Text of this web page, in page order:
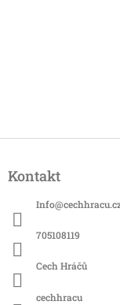
pKontakt
Info@
705108119
Cech Hráčů
cechhracu